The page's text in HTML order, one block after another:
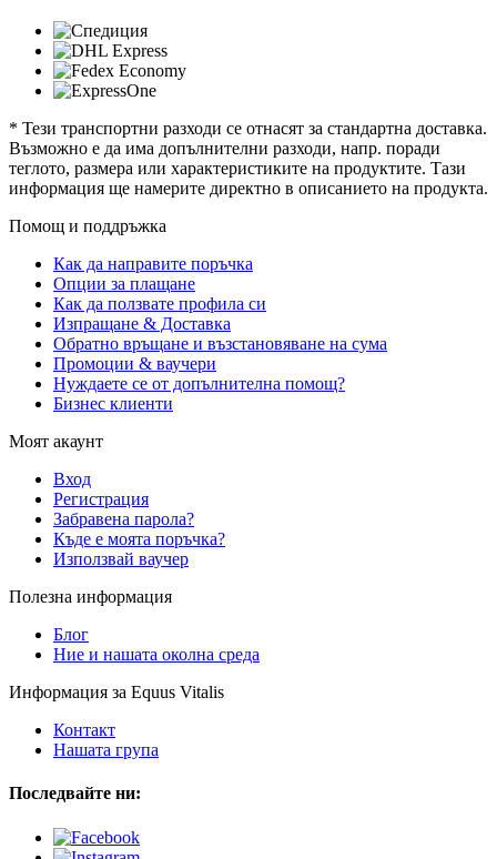
* Тези транспортни разходи се отнасят за стандартна доставка.
Възможно е да има допълнителни разходи, напр. поради
теглото, размера или характеристиките на продуктите. Тази
информация ще намерите директно в описанието на продукта.
Помощ и поддръжка
Как да направите поръчка
Опции за плащане
Как да ползвате профила си
Изпращане & Доставка
Обратно връщане и възстановяване на сума
Промоции & ваучери
Нуждаете се от допълнителна помощ?
Бизнес клиенти
Моят акаунт
Вход
Регистрация
Забравена парола?
Къде е моята поръчка?
Използвай ваучер
Полезна информация
Блог
Ние и нашата околна среда
Информация за Equus Vitalis
Контакт
Нашата група
Последвайте ни: